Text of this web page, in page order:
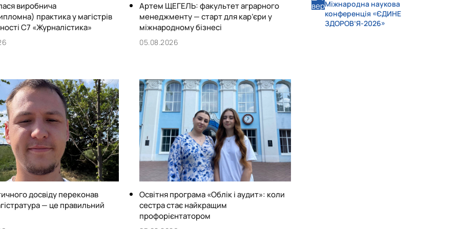
виробнича
практика у магістрів
С7 «Журналістика»
Артем ЩЕГЕЛЬ: факультет аграрного
менеджменту — старт для кар’єри у
міжнародному бізнесі
05.08.2026
досвіду переконав
— це правильний
Освітня програма «Облік і аудит»: коли
сестра стає найкращим
профорієнтатором
верМіжнародна наукова
конференція «ЄДИНЕ
ЗДОРОВ’Я-2026»